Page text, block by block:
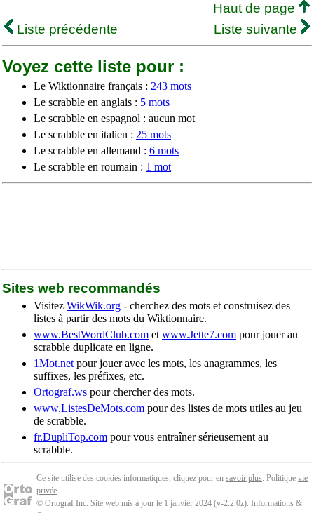
Haut de page
Liste précédente
Liste suivante
Voyez cette liste pour :
Le Wiktionnaire français : 243 mots
Le scrabble en anglais : 5 mots
Le scrabble en espagnol : aucun mot
Le scrabble en italien : 25 mots
Le scrabble en allemand : 6 mots
Le scrabble en roumain : 1 mot
Sites web recommandés
Visitez WikWik.org - cherchez des mots et construisez des
listes à partir des mots du Wiktionnaire.
www.BestWordClub.com et www.Jette7.com pour jouer au
scrabble duplicate en ligne.
1Mot.net pour jouer avec les mots, les anagrammes, les
suffixes, les préfixes, etc.
Ortograf.ws pour chercher des mots.
www.ListesDeMots.com pour des listes de mots utiles au jeu
de scrabble.
fr.DupliTop.com pour vous entraîner sérieusement au
scrabble.
Ce site utilise des cookies informatiques, cliquez pour en savoir plus. Politique vie
privée.
© Ortograf Inc. Site web mis à jour le 1 janvier 2024 (v-2.2.0z). Informations &